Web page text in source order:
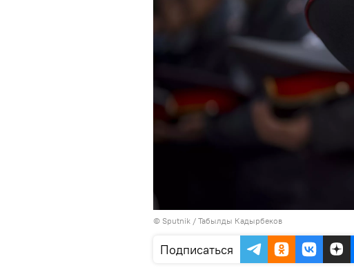
© Sputnik / Табылды Кадырбеков
Подписаться